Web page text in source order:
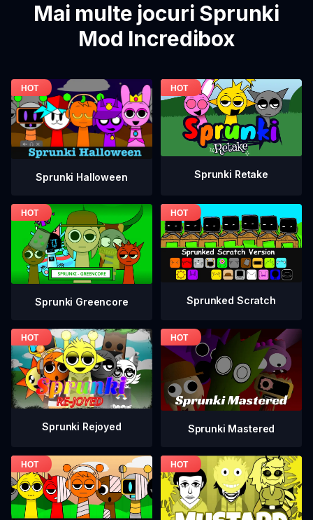
Mai multe jocuri Sprunki
Mod Incredibox
Sprunki Halloween Sprunki Retake
Sprunki Greencore Sprunked Scratch
Sprunki Rejoyed Sprunki Mastered